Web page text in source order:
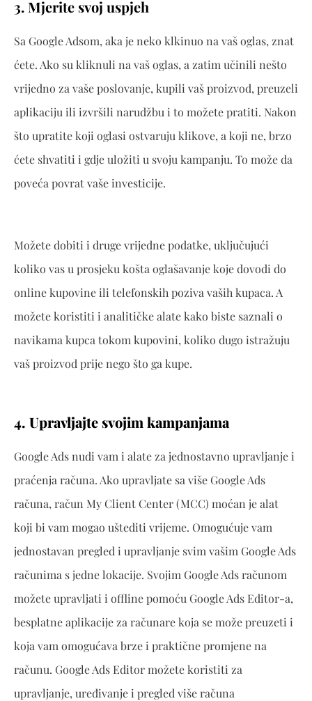
3. Mjerite svoj uspjeh
Sa Google Adsom, aka je neko klkinuo na vaš oglas, znat
ćete. Ako su kliknuli na vaš oglas, a zatim učinili nešto
vrijedno za vaše poslovanje, kupili vaš proizvod, preuzeli
aplikaciju ili izvršili narudžbu i to možete pratiti. Nakon
što upratite koji oglasi ostvaruju klikove, a koji ne, brzo
ćete shvatiti i gdje uložiti u svoju kampanju. To može da
poveća povrat vaše investicije.
Možete dobiti i druge vrijedne podatke, uključujući
koliko vas u prosjeku košta oglašavanje koje dovodi do
online kupovine ili telefonskih poziva vaših kupaca. A
možete koristiti i analitičke alate kako biste saznali o
navikama kupca tokom kupovini, koliko dugo istražuju
vaš proizvod prije nego što ga kupe.
4. Upravljajte svojim kampanjama
Google Ads nudi vam i alate za jednostavno upravljanje i
praćenja računa. Ako upravljate sa više Google Ads
računa, račun My Client Center (MCC) moćan je alat
koji bi vam mogao uštediti vrijeme. Omogućuje vam
jednostavan pregled i upravljanje svim vašim Google Ads
računima s jedne lokacije. Svojim Google Ads računom
možete upravljati i offline pomoću Google Ads Editor-a,
besplatne aplikacije za računare koja se može preuzeti i
koja vam omogućava brze i praktične promjene na
računu. Google Ads Editor možete koristiti za
upravljanje, uređivanje i pregled više računa